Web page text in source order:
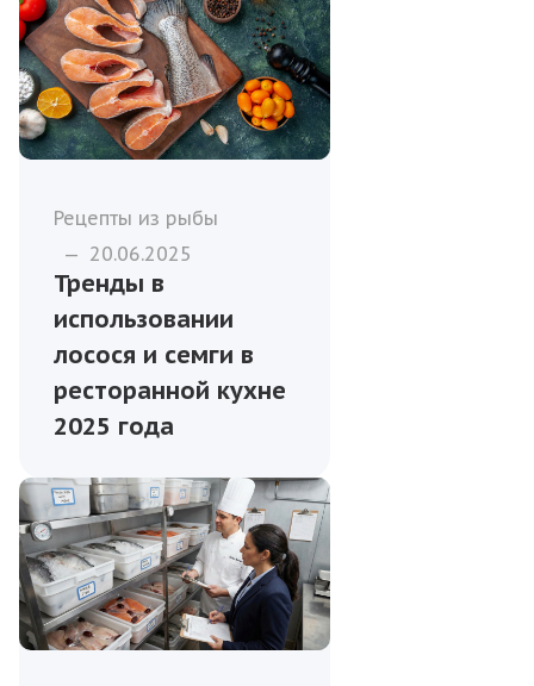
Рецепты из рыбы
— 20.06.2025
Тренды в
использовании
лосося и семги в
ресторанной кухне
2025 года